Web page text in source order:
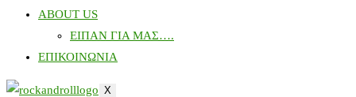
ABOUT US
ΕΙΠΑΝ ΓΙΑ ΜΑΣ….
ΕΠΙΚΟΙΝΩΝΙΑ
X